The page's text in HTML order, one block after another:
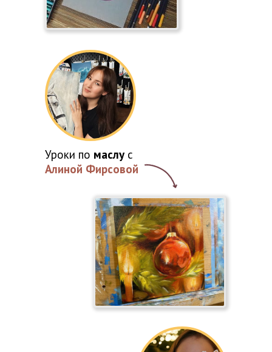
Уроки по маслу с
Алиной Фирсовой